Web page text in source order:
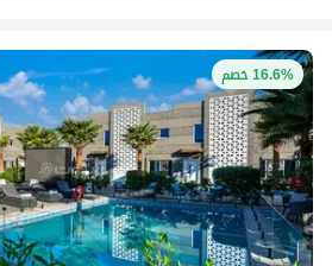
16.6% خصم